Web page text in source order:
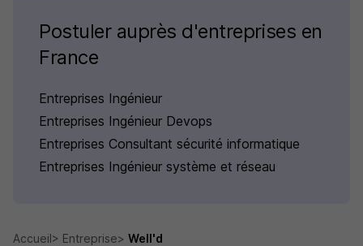
Postuler auprès d'entreprises en
France
Entreprises Ingénieur
Entreprises Ingénieur Devops
Entreprises Consultant sécurité informatique
Entreprises Ingénieur système et réseau
Accueil Entreprise Well'd